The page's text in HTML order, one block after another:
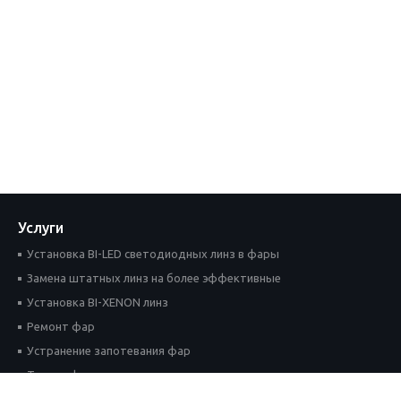
Услуги
Установка BI-LED светодиодных линз в фары
Замена штатных линз на более эффективные
Установка BI-XENON линз
Ремонт фар
Устранение запотевания фар
Тюнинг фар